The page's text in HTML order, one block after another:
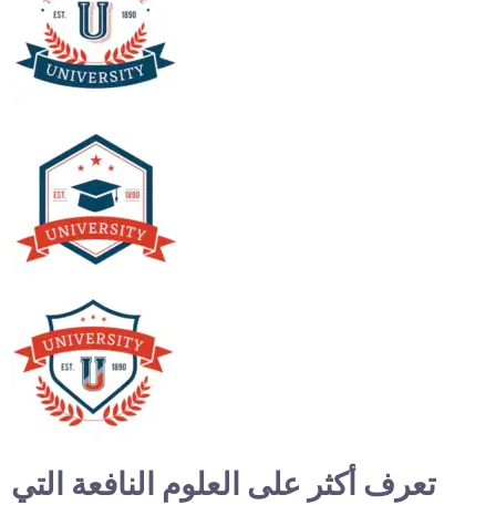
تعرف أكثر على العلوم النافعة التي